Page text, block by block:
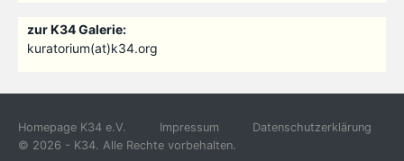
zur K34 Galerie:
kuratorium(at)k34.org
Homepage K34 e.V. Impressum
Datenschutzerklärung
© 2026 - K34. Alle Rechte vorbehalten.